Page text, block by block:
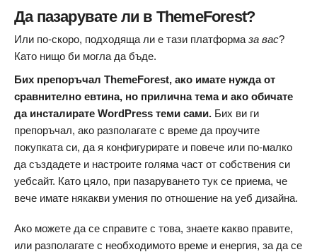
Да пазарувате ли в ThemeForest?
Или по-скоро, подходяща ли е тази платформа за вас?
Като нищо би могла да бъде.
Бих препоръчал ThemeForest, ако имате нужда от
сравнително евтина, но прилична тема и ако обичате
да инсталирате WordPress теми сами. Бих ви ги
препоръчал, ако разполагате с време да проучите
покупката си, да я конфигурирате и повече или по-малко
да създадете и настроите голяма част от собствения си
уебсайт. Като цяло, при пазаруването тук се приема, че
вече имате някакви умения по отношение на уеб дизайна.
Ако можете да се справите с това, знаете какво правите,
или разполагате с необходимото време и енергия, за да се